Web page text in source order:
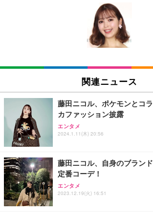
[EdoErgo] オフィスチェア 椅子
い 跳ね上げ式アームレスト コン
キング pc 事務椅子 360度回転 座
ン樹脂ベース 通気性メッシュ 在
(黒網+黒枠+黒足)
SIHOO B100 オフィスチェア／
ュチェア 人間工学 疲れない ブラ
￥27,999
ワーク チェア 強化バックレスト
能 人間工学 椅子 腰サポート 90
務用 おしゃれ パソコンチェア (
Sezlife オフィスチェア デスクチ
ワーク チェア 強化バックレスト
能 人間工学 椅子 腰サポート 90
EIZO ビジネス向けプレミアムモ
EV3240X-WT | 31.5型4K UHD・
￥105,595
EIZO ビジネス向けプレミアム
￥109,572
【純正品】27"ゲーミングモニタ
フック付き（CFI-ZDM1J）
【整備済み品】Dell E2724HS 27
ー フルHD（1920×1080）VA 非
ort/VGA スピーカー内蔵 高さ調
Amazonベーシック ペットシー
回使い捨て 無香料 ホワイト 300枚
Amazonベーシック ペットシー
x2袋(84枚) ホワイト(吸収面:ライ
￥3,234
ネオ・ルーライフ ネオ・オムツ L
り 単品
Smart Basic(スマートベーシッ
限定】 Smart Basic アイリスオ
超厚型 お徳用 ワイド 100枚入 (x
関連ニュース
藤田ニコル、ポケモンとコ
カファッション披露
エンタメ
2024.1.11(木) 20:56
藤田ニコル、自身のブラン
定番コーデ！
エンタメ
2023.12.19(火) 16:51